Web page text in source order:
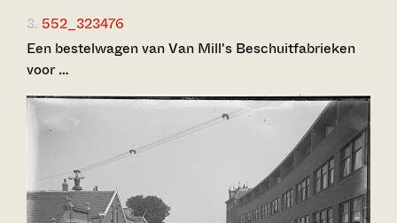
3. 552_323476
Een bestelwagen van Van Mill's Beschuitfabrieken
voor …